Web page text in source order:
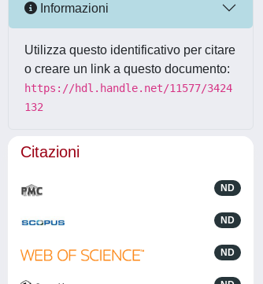
Informazioni
Utilizza questo identificativo per citare
o creare un link a questo documento:
https://hdl.handle.net/11577/3424
132
Citazioni
ND
ND
ND